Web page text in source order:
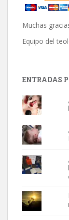
Muchas
Equipo del
ENTRADAS